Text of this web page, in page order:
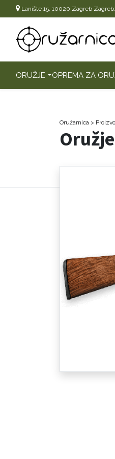
Lanište 15, 10020 Zagreb Zagreb:
ORUŽJE OPREMA ZA
Oružarnica >